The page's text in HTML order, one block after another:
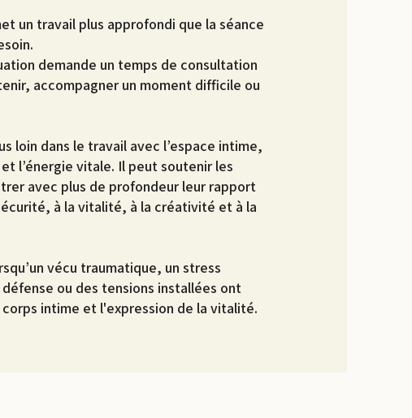
un travail plus approfondi que la séance
demande un temps de consultation
accompagner un moment difficile ou
loin dans le travail avec l’espace intime,
l’énergie vitale. Il peut soutenir les
avec plus de profondeur leur rapport
à la vitalité, à la créativité et à la
vécu traumatique, un stress
ou des tensions installées ont
intime et l'expression de la vitalité.